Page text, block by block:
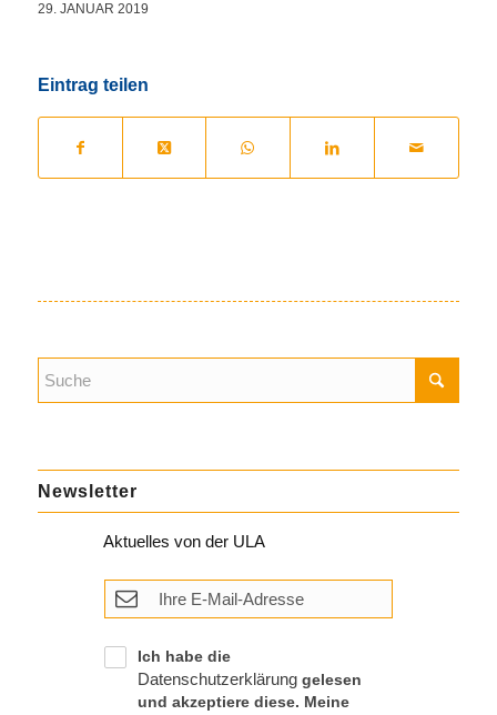
29. JANUAR 2019
Eintrag teilen
Newsletter
Aktuelles von der ULA
Ich habe die
Datenschutzerklärung gelesen
und akzeptiere diese. Meine